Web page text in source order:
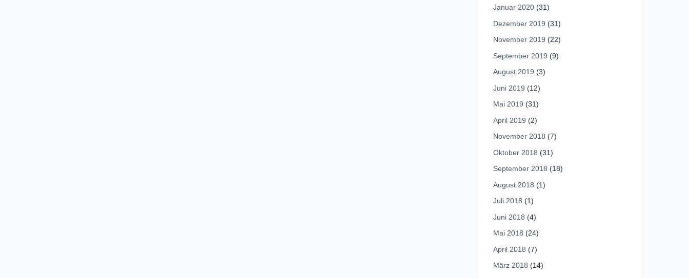
Januar 2020 (31)
Dezember 2019 (31)
November 2019 (22)
September 2019 (9)
August 2019 (3)
Juni 2019 (12)
Mai 2019 (31)
April 2019 (2)
November 2018 (7)
Oktober 2018 (31)
September 2018 (18)
August 2018 (1)
Juli 2018 (1)
Juni 2018 (4)
Mai 2018 (24)
April 2018 (7)
März 2018 (14)